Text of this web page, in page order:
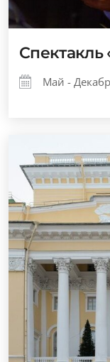
Спектакль
Май -